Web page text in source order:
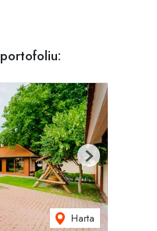
Harta
Next